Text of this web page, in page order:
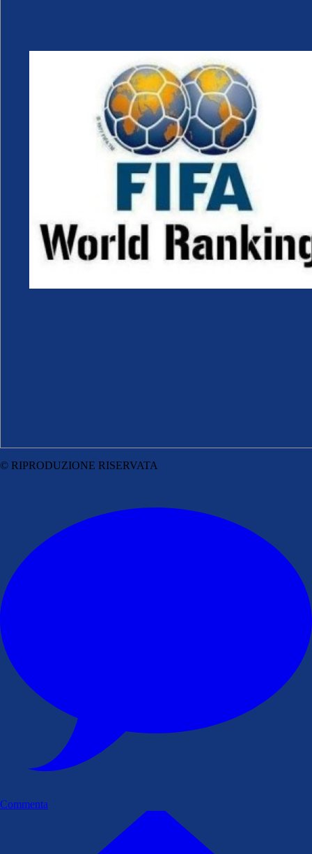
© RIPRODUZIONE RISERVATA
Commenta